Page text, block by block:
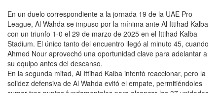
En un duelo correspondiente a la jornada 19 de la UAE Pro
League, Al Wahda se impuso por la mínima ante Al Ittihad Kalba
con un triunfo 1-0 el 29 de marzo de 2025 en el Ittihad Kalba
Stadium. El único tanto del encuentro llegó al minuto 45, cuando
Ahmed Nour aprovechó una oportunidad clave para adelantar a
su equipo antes del descanso.
En la segunda mitad, Al Ittihad Kalba intentó reaccionar, pero la
solidez defensiva de Al Wahda evitó el empate, permitiéndoles